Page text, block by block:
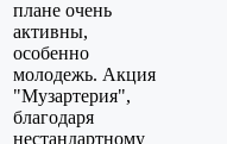
плане очень
активны,
особенно
молодежь. Акция
"Музартерия",
благодаря
нестандартному